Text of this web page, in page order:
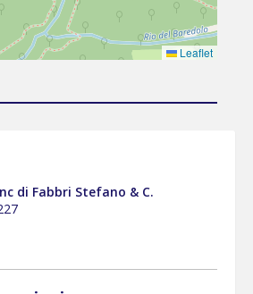
Leaflet
di Fabbri Stefano & C.